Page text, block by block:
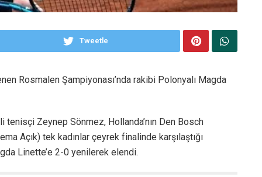
Tweetle
Rosmalen Şampiyonası’nda rakibi Polonyalı Magda
tenisçi Zeynep Sönmez, Hollanda’nın Den Bosch
Açık) tek kadınlar çeyrek finalinde karşılaştığı
Linette’e 2-0 yenilerek elendi.